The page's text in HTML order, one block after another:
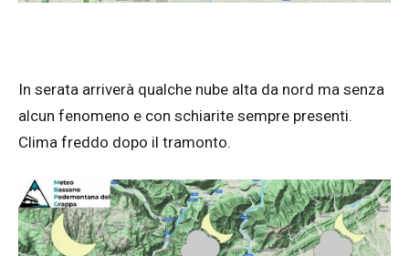
In serata arriverà qualche nube alta da nord ma senza
alcun fenomeno e con schiarite sempre presenti.
Clima freddo dopo il tramonto.